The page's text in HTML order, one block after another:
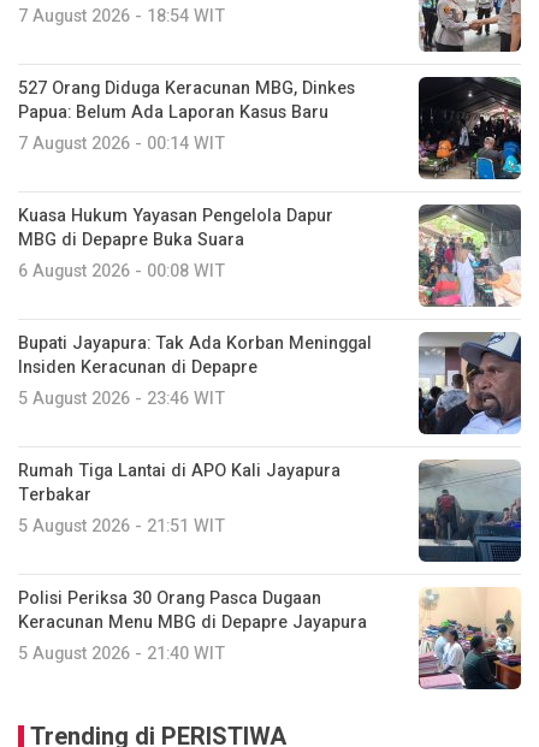
7 August 2026 - 18:54 WIT
527 Orang Diduga Keracunan MBG, Dinkes
Papua: Belum Ada Laporan Kasus Baru
7 August 2026 - 00:14 WIT
Kuasa Hukum Yayasan Pengelola Dapur
MBG di Depapre Buka Suara
6 August 2026 - 00:08 WIT
Bupati Jayapura: Tak Ada Korban Meninggal
Insiden Keracunan di Depapre
5 August 2026 - 23:46 WIT
Rumah Tiga Lantai di APO Kali Jayapura
Terbakar
5 August 2026 - 21:51 WIT
Polisi Periksa 30 Orang Pasca Dugaan
Keracunan Menu MBG di Depapre Jayapura
5 August 2026 - 21:40 WIT
Trending di PERISTIWA